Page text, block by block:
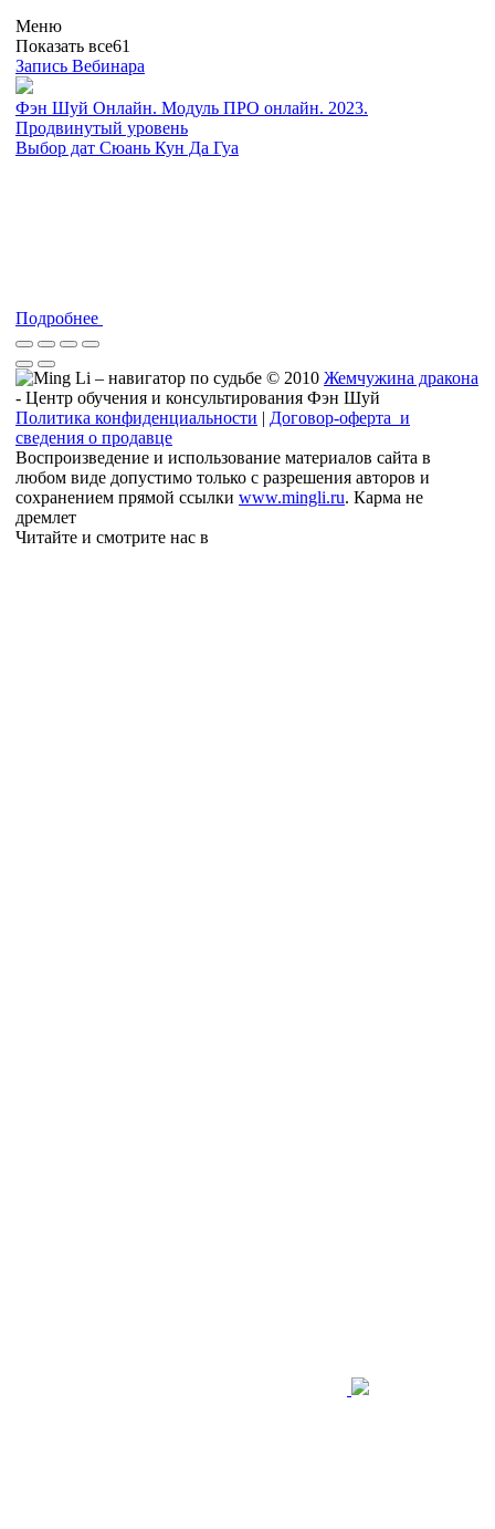
Меню
Показать все61
Запись Вебинара
Фэн Шуй Онлайн. Модуль ПРО онлайн. 2023.
Продвинутый уровень
Выбор дат Сюань Кун Да Гуа
Подробнее
© 2010 Жемчужина дракона
- Центр обучения и консультирования Фэн Шуй
Политика конфиденциальности | Договор-оферта и
сведения о продавце
Воспроизведение и использование материалов сайта в
любом виде допустимо только с разрешения авторов и
сохранением прямой ссылки www.mingli.ru. Карма не
дремлет
Читайте и смотрите нас в